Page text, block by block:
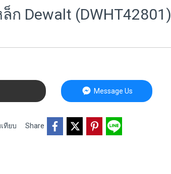
ก Dewalt (DWHT42801)
Message Us
ทียบ Share